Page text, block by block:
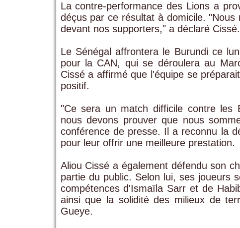
La contre-performance des Lions a
déçus par ce résultat à domicile.
devant nos supporters," a déclaré Cissé.
Le Sénégal affrontera le Burundi ce
pour la CAN, qui se déroulera au
Cissé a affirmé que l'équipe se
positif.
"Ce sera un match difficile contre les
nous devons prouver que nous
conférence de presse. Il a reconnu la
pour leur offrir une meilleure prestation.
Aliou Cissé a également défendu son
partie du public. Selon lui, ses joueurs
compétences d'Ismaïla Sarr et de
ainsi que la solidité des milieux de
Gueye.